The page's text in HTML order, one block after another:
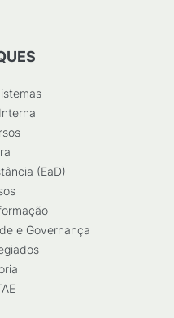
(EaD)
e Governança